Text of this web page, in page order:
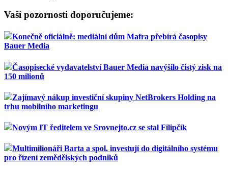
Vaší pozornosti doporučujeme:
Konečně oficiálně: mediální dům Mafra přebírá časopisy
Bauer Media
Časopisecké vydavatelství Bauer Media navýšilo čistý zisk na
150 milionů
Zajímavý nákup investiční skupiny NetBrokers Holding na
trhu mobilního marketingu
Novým IT ředitelem ve Srovnejto.cz se stal Filipčík
Multimilionáři Barta a spol. investují do digitálního systému
pro řízení zemědělských podniků